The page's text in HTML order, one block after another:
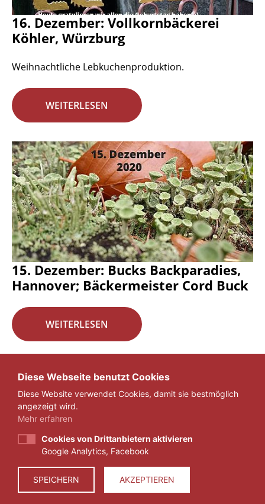
16. Dezember: Vollkornbäckerei
Köhler, Würzburg
Weihnachtliche Lebkuchenproduktion.
WEITERLESEN
15. Dezember: Bucks Backparadies,
Hannover; Bäckermeister Cord Buck
WEITERLESEN
« 1 ... 15 16 17 ... 29 »
IMPRESSUM
DATENSCHUTZ
© 2026 ZEIT FÜR VERANTWORTUNG E.V.
Diese Webseite benutzt Cookies
Diese Website verwendet Cookies, damit sie bestmöglich
angezeigt wird.
Mehr erfahren
Cookies von Drittanbietern aktivieren
Google Analytics, Facebook
SPEICHERN AKZEPTIEREN